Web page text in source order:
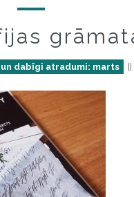
dabīgi atradumi: marts